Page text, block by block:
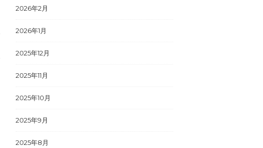
2026年2月
2026年1月
2025年12月
2025年11月
2025年10月
2025年9月
2025年8月